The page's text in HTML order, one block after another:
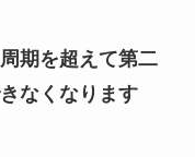
期を超えて第二
なくなります